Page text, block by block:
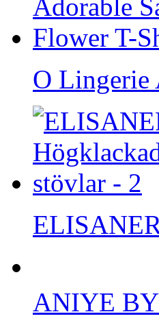
O Lingerie
ANIYE BY